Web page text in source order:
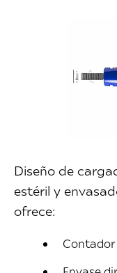
Diseño de
estéril y
ofrece:
Contador